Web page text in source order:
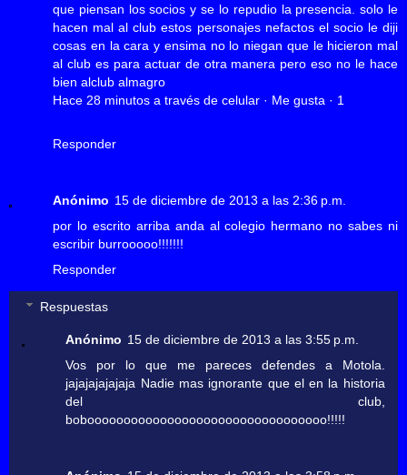
que piensan los socios y se lo repudio la presencia. solo le
hacen mal al club estos personajes nefactos el socio le diji
cosas en la cara y ensima no lo niegan que le hicieron mal
al club es para actuar de otra manera pero eso no le hace
bien alclub almagro
Hace 28 minutos a través de celular · Me gusta · 1
Responder
Anónimo 15 de diciembre de 2013 a las 2:36 p.m.
por lo escrito arriba anda al colegio hermano no sabes ni
escribir burrooooo!!!!!!!
Responder
Respuestas
Anónimo 15 de diciembre de 2013 a las 3:55 p.m.
Vos por lo que me pareces defendes a Motola.
jajajajajajaja Nadie mas ignorante que el en la historia
del club,
bobooooooooooooooooooooooooooooooooo!!!!!